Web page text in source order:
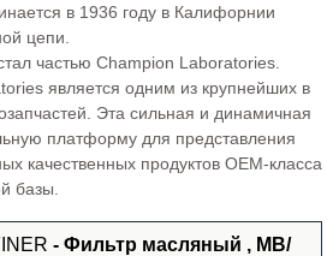
в 1936 году в Калифорнии
цепи.
частью Champion Laboratories.
является одним из крупнейших в
Эта сильная и динамичная
платформу для представления
качественных продуктов OEM-класса
базы.
- Фильтр масляный , MB/